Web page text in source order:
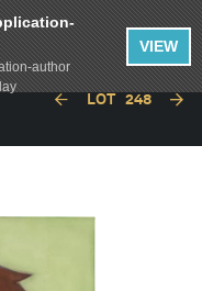
LOT 248
author
VIEW